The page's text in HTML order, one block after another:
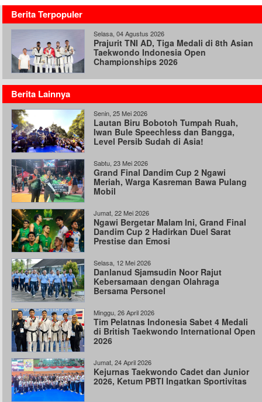
Berita Terpopuler
Selasa, 04 Agustus 2026
Prajurit TNI AD, Tiga Medali di 8th Asian
Taekwondo Indonesia Open
Championships 2026
Berita Lainnya
Senin, 25 Mei 2026
Lautan Biru Bobotoh Tumpah Ruah,
Iwan Bule Speechless dan Bangga,
Level Persib Sudah di Asia!
Sabtu, 23 Mei 2026
Grand Final Dandim Cup 2 Ngawi
Meriah, Warga Kasreman Bawa Pulang
Mobil
Jumat, 22 Mei 2026
Ngawi Bergetar Malam Ini, Grand Final
Dandim Cup 2 Hadirkan Duel Sarat
Prestise dan Emosi
Selasa, 12 Mei 2026
Danlanud Sjamsudin Noor Rajut
Kebersamaan dengan Olahraga
Bersama Personel
Minggu, 26 April 2026
Tim Pelatnas Indonesia Sabet 4 Medali
di British Taekwondo International Open
2026
Jumat, 24 April 2026
Kejurnas Taekwondo Cadet dan Junior
2026, Ketum PBTI Ingatkan Sportivitas